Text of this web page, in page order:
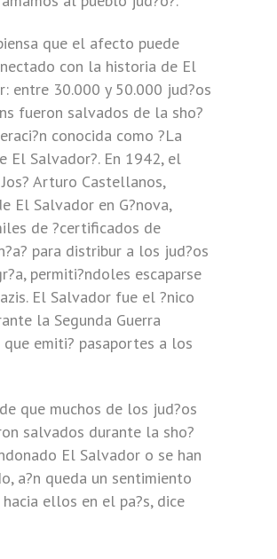
que el afecto puede
con la historia de El
entre 30.000 y 50.000 jud?os
fueron salvados de la sho?
conocida como ?La
El Salvador?. En 1942, el
Arturo Castellanos,
El Salvador en G?nova,
de ?certificados de
para distribur a los jud?os
permiti?ndoles escaparse
El Salvador fue el ?nico
la Segunda Guerra
emiti? pasaportes a los
que muchos de los jud?os
salvados durante la sho?
El Salvador o se han
a?n queda un sentimiento
ellos en el pa?s, dice